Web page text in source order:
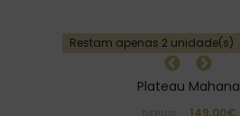
Restam apenas 2 unidade(s)
Plateau Mahana
149,00€